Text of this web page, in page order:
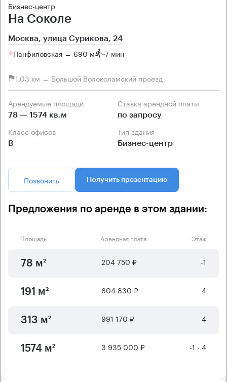
Бизнес-центр
На Соколе
Москва, улица Сурикова, 24
Панфиловская → 690 м ~7 мин
1.03 км → Большой Волоколамский проезд
Арендуемые площади
78 — 1574 кв.м
Ставка арендной платы
по запросу
Класс офисов
B
Тип здания
Бизнес-центр
Позвонить Получить презентацию
Предложения по аренде в этом здании:
Площадь Арендная плата Этаж
78 м² 204 750 ₽ -1
191 м² 604 830 ₽ 4
313 м² 991 170 ₽ 4
1574 м² 3 935 000 ₽ -1 - 4